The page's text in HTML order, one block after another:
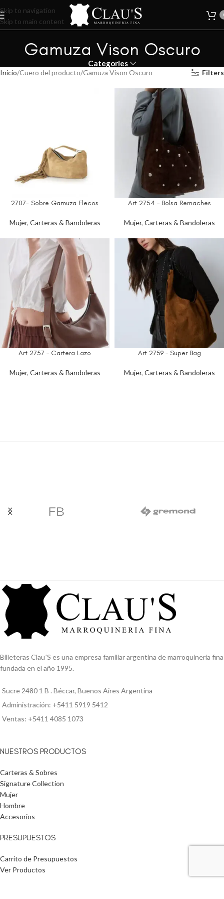
Skip to navigation
Skip to main content
Gamuza Vison Oscuro
Categories
Inicio Cuero del producto Gamuza Vison Oscuro Filters
2707- Sobre Gamuza Flecos
Mujer, Carteras & Bandoleras
Art 2754 – Bolsa Remaches
Mujer, Carteras & Bandoleras
Art 2757 – Cartera Lazo
Mujer, Carteras & Bandoleras
Art 2759 – Super Bag
Mujer, Carteras & Bandoleras
Billeteras Clau´S es una empresa familiar argentina de marroquinería fina
fundada en el año 1995.
Sucre 2480 1 B . Béccar, Buenos Aires Argentina
Administración: +5411 5919 5412
Ventas: +5411 4085 1073
NUESTROS PRODUCTOS
Carteras & Sobres
Signature Collection
Mujer
Hombre
Accesorios
PRESUPUESTOS
Carrito de Presupuestos
Ver Productos